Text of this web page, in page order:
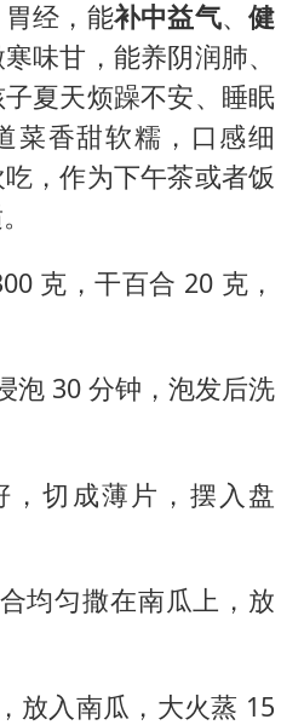
经，能补中益气、健
味甘，能养阴润肺、
夏天烦躁不安、睡眠
菜香甜软糯，口感细
，作为下午茶或者饭
克，干百合 20 克，
泡 30 分钟，泡发后洗
，切成薄片，摆入盘
均匀撒在南瓜上，放
放入南瓜，大火蒸 15